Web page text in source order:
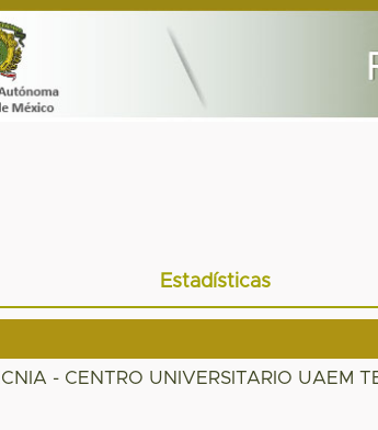
Estadísticas
- CENTRO UNIVERSITARIO UAEM